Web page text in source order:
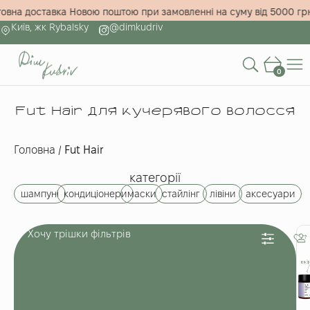
доставка Новою поштою при замовленні на суму від 5000
Київ, жк Rybalsky
@dimkudriv
0
Fut Hair для кучерявого волосся
Головна / Fut Hair
категорії
шампуні кондиціонеримаски стайлінг лівіни аксесуари
Хочу трішки фільтрів